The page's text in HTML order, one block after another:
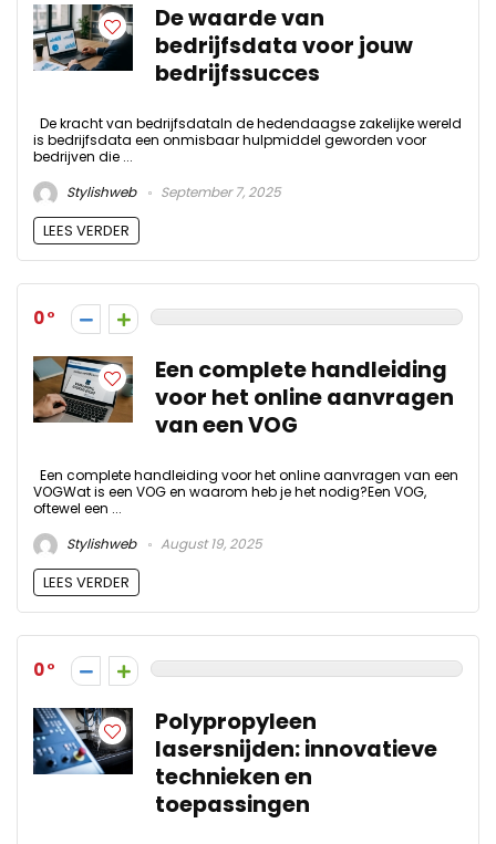
De waarde van
bedrijfsdata voor jouw
bedrijfssucces
De kracht van bedrijfsdataIn de hedendaagse zakelijke wereld
is bedrijfsdata een onmisbaar hulpmiddel geworden voor
bedrijven die ...
Stylishweb
September 7, 2025
LEES VERDER
0
Een complete handleiding
voor het online aanvragen
van een VOG
Een complete handleiding voor het online aanvragen van een
VOGWat is een VOG en waarom heb je het nodig?Een VOG,
oftewel een ...
Stylishweb
August 19, 2025
LEES VERDER
0
Polypropyleen
lasersnijden: innovatieve
technieken en
toepassingen